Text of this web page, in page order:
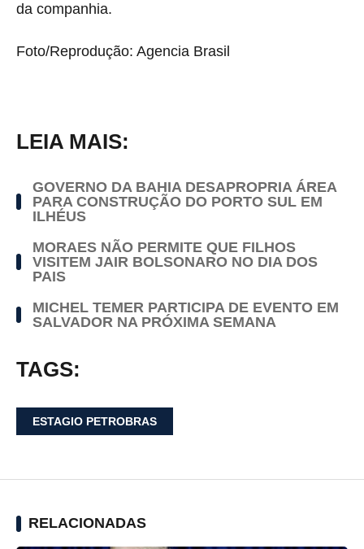
da companhia.
Foto/Reprodução: Agencia Brasil
LEIA MAIS:
GOVERNO DA BAHIA DESAPROPRIA ÁREA
PARA CONSTRUÇÃO DO PORTO SUL EM
ILHÉUS
MORAES NÃO PERMITE QUE FILHOS
VISITEM JAIR BOLSONARO NO DIA DOS
PAIS
MICHEL TEMER PARTICIPA DE EVENTO EM
SALVADOR NA PRÓXIMA SEMANA
TAGS:
ESTAGIO PETROBRAS
RELACIONADAS